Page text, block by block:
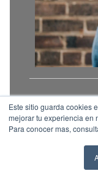
Este sitio guarda cookies
mejorar tu experiencia en
Para conocer mas,
la